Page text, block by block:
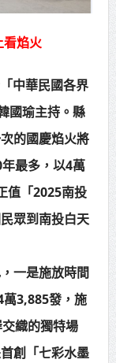
小學書
勉精進
推陳其
者及入
看焰火
中華民國各界
國瑜主持。縣
的國慶焰火將
最多，以4萬
值「2025南投
眾到南投白天
一是施放時間
3,885發，施
織的獨特場
創「七彩水墨